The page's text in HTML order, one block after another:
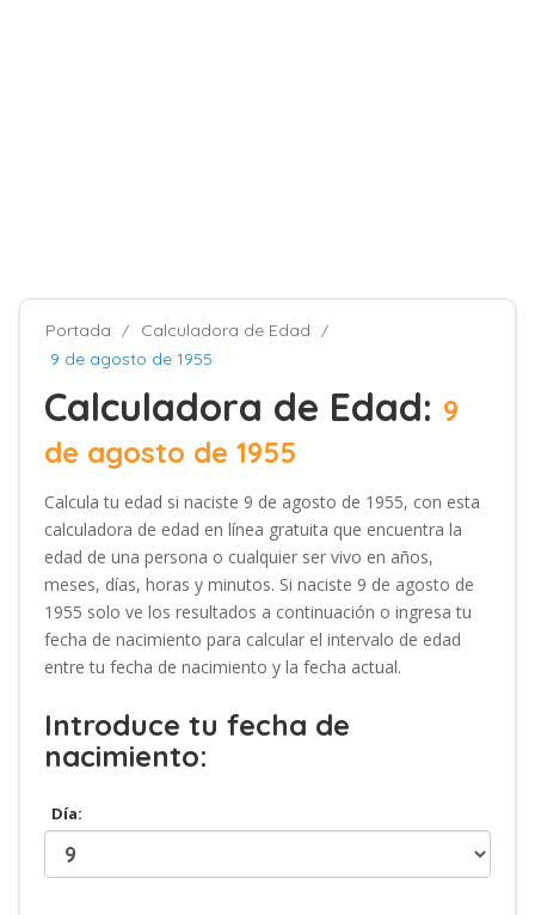
Portada
Calculadora de Edad
9 de agosto de 1955
Calculadora de Edad: 9
de agosto de 1955
Calcula tu edad si naciste 9 de agosto de 1955, con esta
calculadora de edad en línea gratuita que encuentra la
edad de una persona o cualquier ser vivo en años,
meses, días, horas y minutos. Si naciste 9 de agosto de
1955 solo ve los resultados a continuación o ingresa tu
fecha de nacimiento para calcular el intervalo de edad
entre tu fecha de nacimiento y la fecha actual.
Introduce tu fecha de
nacimiento:
Día: